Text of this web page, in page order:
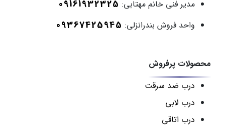
مدیر فنی خانم مهتابی: 09161932325
واحد فروش بندرانزلی: 09367425945
محصولات پرفروش
درب ضد سرقت
درب لابی
درب اتاقی